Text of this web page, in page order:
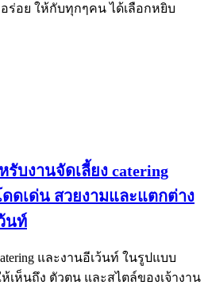
ร่อย ให้กับทุกๆคน ได้เลือกหยิบ
รับงานจัดเลี้ยง catering
ดเด่น สวยงามและแตกต่าง
นท์
และงานอีเว้นท์ ในรูปแบบ
เห็นถึง ตัวตน และสไตล์ของเจ้างาน